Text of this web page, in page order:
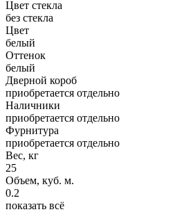
Цвет стекла
без стекла
Цвет
белый
Оттенок
белый
Дверной короб
приобретается отдельно
Наличники
приобретается отдельно
Фурнитура
приобретается отдельно
Вес, кг
25
Объем, куб. м.
0.2
показать всё